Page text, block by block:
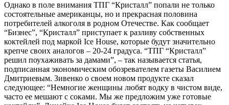
Однако в поле внимания ТПГ “Кристалл” попали не только
состоятельные американцы, но и прекрасная половина
потребителей алкоголя в родном Отечестве. Как сообщает
“Бизнес”, “Кристалл” приступает к разливу собственных
коктейлей под маркой Ice House, которые будут значительно
крепче своих аналогов – 20-24 градуса. “ТПГ “Кристалл”
решил поухаживать за дамами”, – так называется статья,
подписанная экономическим обозревателем газеты Василием
Дмитриевым. Зивенко о своем новом продукте сказал
следующее: “Немногие женщины любят водку в чистом виде,
часто ее мешают с соками. Мы же предложим уже готовые